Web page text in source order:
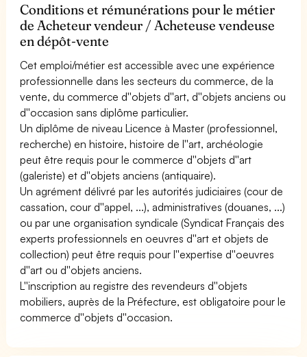
Conditions et rémunérations pour le métier
de Acheteur vendeur / Acheteuse vendeuse
en dépôt-vente
Cet emploi/métier est accessible avec une expérience
professionnelle dans les secteurs du commerce, de la
vente, du commerce d''objets d''art, d''objets anciens ou
d''occasion sans diplôme particulier.
Un diplôme de niveau Licence à Master (professionnel,
recherche) en histoire, histoire de l''art, archéologie
peut être requis pour le commerce d''objets d''art
(galeriste) et d''objets anciens (antiquaire).
Un agrément délivré par les autorités judiciaires (cour de
cassation, cour d''appel, ...), administratives (douanes, ...)
ou par une organisation syndicale (Syndicat Français des
experts professionnels en oeuvres d''art et objets de
collection) peut être requis pour l''expertise d''oeuvres
d''art ou d''objets anciens.
L''inscription au registre des revendeurs d''objets
mobiliers, auprès de la Préfecture, est obligatoire pour le
commerce d''objets d''occasion.